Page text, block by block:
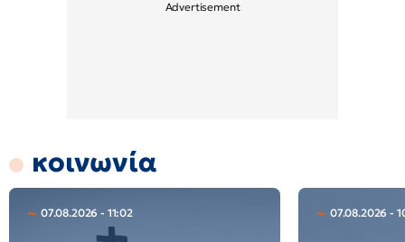
κοινωνία
07.08.2026 - 11:02 07.08.2026 -